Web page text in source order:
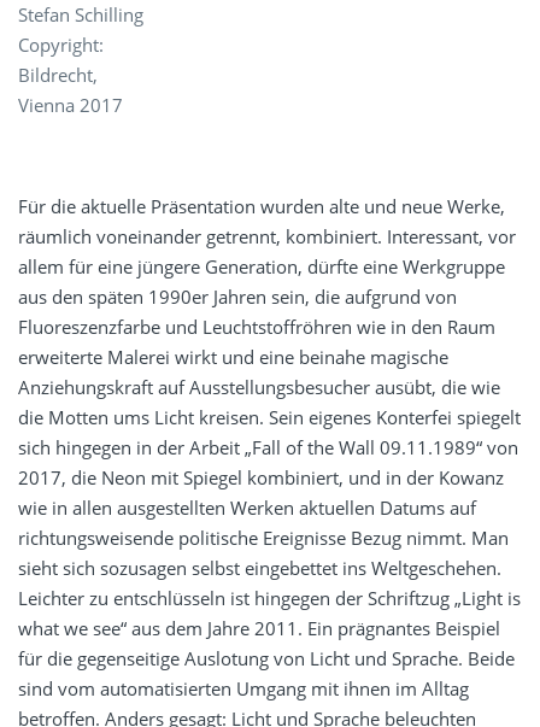
Stefan Schilling
Copyright:
Bildrecht,
Vienna 2017
Für die aktuelle Präsentation wurden alte und neue Werke,
räumlich voneinander getrennt, kombiniert. Interessant, vor
allem für eine jüngere Generation, dürfte eine Werkgruppe
aus den späten 1990er Jahren sein, die aufgrund von
Fluoreszenzfarbe und Leuchtstoffröhren wie in den Raum
erweiterte Malerei wirkt und eine beinahe magische
Anziehungskraft auf Ausstellungsbesucher ausübt, die wie
die Motten ums Licht kreisen. Sein eigenes Konterfei spiegelt
sich hingegen in der Arbeit „Fall of the Wall 09.11.1989“ von
2017, die Neon mit Spiegel kombiniert, und in der Kowanz
wie in allen ausgestellten Werken aktuellen Datums auf
richtungsweisende politische Ereignisse Bezug nimmt. Man
sieht sich sozusagen selbst eingebettet ins Weltgeschehen.
Leichter zu entschlüsseln ist hingegen der Schriftzug „Light is
what we see“ aus dem Jahre 2011. Ein prägnantes Beispiel
für die gegenseitige Auslotung von Licht und Sprache. Beide
sind vom automatisierten Umgang mit ihnen im Alltag
betroffen. Anders gesagt: Licht und Sprache beleuchten